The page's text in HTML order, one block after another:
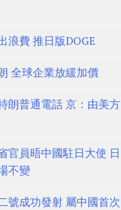
浪費 推日版DOGE
全球企業放緩加價
朗普通電話 京：由美方
官員晤中國駐日大使 日
不變
號成功發射 屬中國首次